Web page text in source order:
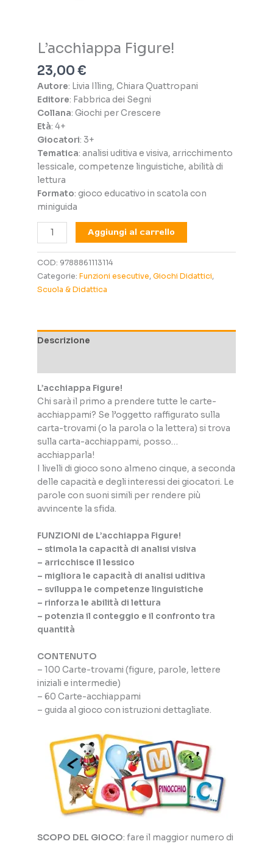
L’acchiappa Figure!
23,00€
Autore: Livia Illing, Chiara Quattropani
Editore: Fabbrica dei Segni
Collana: Giochi per Crescere
Età: 4+
Giocatori: 3+
Tematica: analisi uditiva e visiva, arricchimento
lessicale, competenze linguistiche, abilità di
lettura
Formato: gioco educativo in scatola con
miniguida
L’acchiappa
Figure!
quantità
Aggiungi al carrello
COD: 9788861113114
Categorie: Funzioni esecutive, Giochi Didattici,
Scuola & Didattica
Descrizione
L’acchiappa Figure!
Chi sarà il primo a prendere tutte le carte-
acchiappami? Se l’oggetto raffigurato sulla
carta-trovami (o la parola o la lettera) si trova
sulla carta-acchiappami, posso…
acchiapparla!
I livelli di gioco sono almeno cinque, a seconda
delle capacità e degli interessi dei giocatori. Le
parole con suoni simili per rendere più
avvincente la sfida.
FUNZIONI de L’acchiappa Figure!
– stimola la capacità di analisi visiva
– arricchisce il lessico
– migliora le capacità di analisi uditiva
– sviluppa le competenze linguistiche
– rinforza le abilità di lettura
– potenzia il conteggio e il confronto tra
quantità
CONTENUTO
– 100 Carte-trovami (figure, parole, lettere
iniziali e intermedie)
– 60 Carte-acchiappami
– guida al gioco con istruzioni dettagliate.
SCOPO DEL GIOCO: fare il maggior numero di